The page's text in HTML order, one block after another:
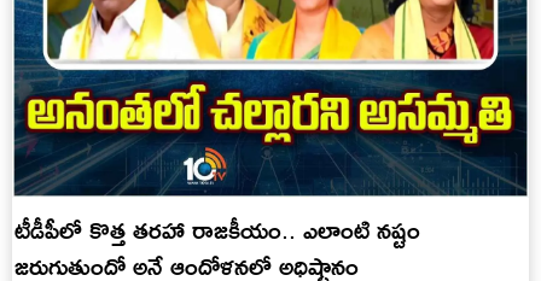
టీడీపీలో కొత్త తరహా రాజకీయం.. ఎలాంటి నష్టం
జరుగుతుందో అనే ఆందోళనలో అధిష్టానం